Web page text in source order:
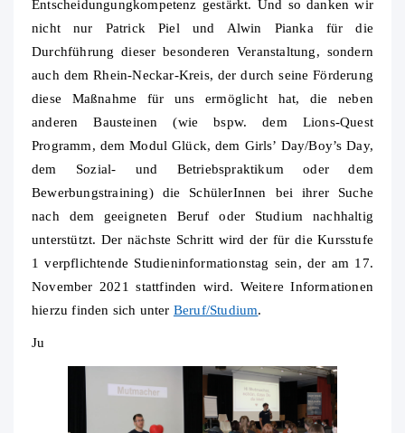
Entscheidungungkompetenz gestärkt. Und so danken wir
nicht nur Patrick Piel und Alwin Pianka für die
Durchführung dieser besonderen Veranstaltung, sondern
auch dem Rhein-Neckar-Kreis, der durch seine Förderung
diese Maßnahme für uns ermöglicht hat, die neben
anderen Bausteinen (wie bspw. dem Lions-Quest
Programm, dem Modul Glück, dem Girls’ Day/Boy’s Day,
dem Sozial- und Betriebspraktikum oder dem
Bewerbungstraining) die SchülerInnen bei ihrer Suche
nach dem geeigneten Beruf oder Studium nachhaltig
unterstützt. Der nächste Schritt wird der für die Kursstufe
1 verpflichtende Studieninformationstag sein, der am 17.
November 2021 stattfinden wird. Weitere Informationen
hierzu finden sich unter Beruf/Studium.
Ju